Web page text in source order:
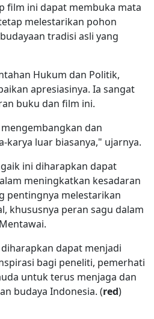
film ini dapat membuka mata
melestarikan pohon
tradisi asli yang
Hukum dan Politik,
apresiasinya. Ia sangat
buku dan film ini.
dan
karya luar biasanya," ujarnya.
ini diharapkan dapat
meningkatkan kesadaran
pentingnya melestarikan
khususnya peran sagu dalam
dapat menjadi
bagi peneliti, pemerhati
untuk terus menjaga dan
budaya Indonesia. (red)